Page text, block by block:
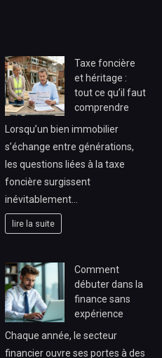
Taxe foncière
et héritage :
tout ce qu’il faut
comprendre
Lorsqu’un bien immobilier
s’échange entre générations,
les questions liées à la taxe
foncière surgissent
inévitablement…
lire la suite
Comment
débuter dans la
finance sans
expérience
Chaque année, le secteur
financier ouvre ses portes à des